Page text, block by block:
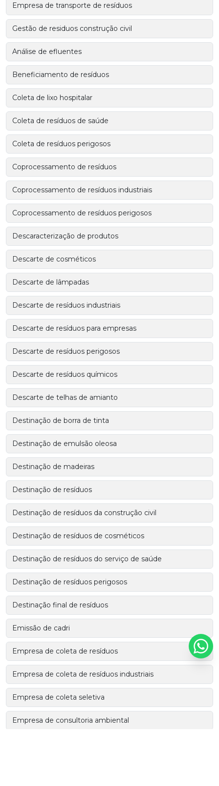
Empresa de transporte de resíduos
Gestão de residuos construção civil
Análise de efluentes
Beneficiamento de resíduos
Coleta de lixo hospitalar
Coleta de resíduos de saúde
Coleta de resíduos perigosos
Coprocessamento de resíduos
Coprocessamento de resíduos industriais
Coprocessamento de resíduos perigosos
Descaracterização de produtos
Descarte de cosméticos
Descarte de lâmpadas
Descarte de resíduos industriais
Descarte de resíduos para empresas
Descarte de resíduos perigosos
Descarte de resíduos químicos
Descarte de telhas de amianto
Destinação de borra de tinta
Destinação de emulsão oleosa
Destinação de madeiras
Destinação de resíduos
Destinação de resíduos da construção civil
Destinação de resíduos de cosméticos
Destinação de resíduos do serviço de saúde
Destinação de resíduos perigosos
Destinação final de resíduos
Emissão de cadri
Empresa de coleta de resíduos
Empresa de coleta de resíduos industriais
Empresa de coleta seletiva
Empresa de consultoria ambiental